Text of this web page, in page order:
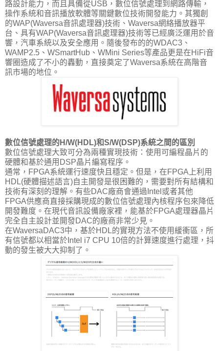
路設計能力，而且具備從USB，數位信號處理到網路傳輸，
操作系統和音訊播放軟體等關鍵數位技術開發能力。其獨創
的WAP(Waversa音訊處理器)技術、Waversa網絡播放器平
台、具有WAP(Waversa音訊處理器)技術等已經廣泛運用於音
響，汽車系統以及安全應用。隨後發布的的WDAC3、
WAMP2.5、WSmartHub、WMini Series等產品更是在HiFi音
響圈造成了不小的轟動，直接奠定了Waversa系統在高階音
訊市場的地位。
數位信號處理的H/W(HDL)和S/W(DSP)系統之間的區別
數位信號處理大致可分為兩種實現技術：使用可編程晶片的
硬體和基於通用DSP晶片編寫程序。
通常，FPGA系統運行速度快且穩定。但是，在FPGA上利用
HDL(硬體描述語言)自主開發是很困難的，需要對所有結構和
技術有深刻的理解。有些DAC廠商會通過Intel或者其他
FPGA供應商直接採購現成的數位信號處理內核程序包來降低
開發難度。在現代音訊設備廠家裡，能基於FPGA處理器晶片
完全自主設計並開發DAC的廠商非常少見。
在WaversaDAC3中，基於HDL的實現方法不使用緩衝區，所
有信號都以相當於Intel i7 CPU 10倍的計算速度進行處理，抖
動的發生被大大抑制了。